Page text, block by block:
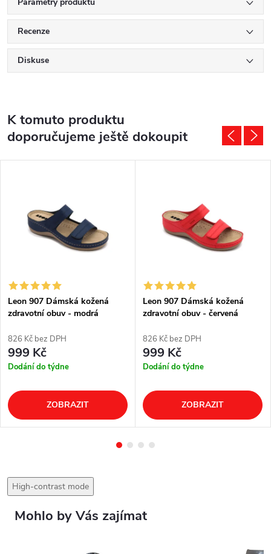
Recenze
Diskuse
K tomuto produktu
doporučujeme ještě dokoupit
Leon 907 Dámská kožená
zdravotní obuv - modrá
826 Kč bez DPH
999 Kč
Dodání do týdne
ZOBRAZIT
Leon 907 Dámská kožená
zdravotní obuv - červená
826 Kč bez DPH
999 Kč
Dodání do týdne
ZOBRAZIT
High-contrast mode
Mohlo by Vás zajímat